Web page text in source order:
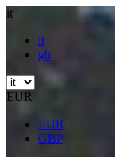
it
it
gb
EUR
EUR
GBP